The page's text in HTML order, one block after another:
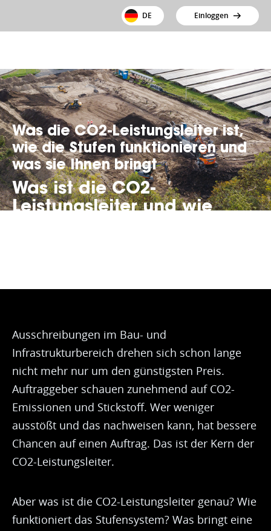
DE Einloggen
Was die CO2-Leistungsleiter ist,
wie die Stufen funktionieren und
was sie Ihnen bringt
Was ist die CO2-
Leistungsleiter und wie
Ausschreibungen im Bau- und
Infrastrukturbereich drehen sich schon lange
nicht mehr nur um den günstigsten Preis.
Auftraggeber schauen zunehmend auf CO2-
Emissionen und Stickstoff. Wer weniger
ausstößt und das nachweisen kann, hat bessere
Chancen auf einen Auftrag. Das ist der Kern der
CO2-Leistungsleiter.
Aber was ist die CO2-Leistungsleiter genau? Wie
funktioniert das Stufensystem? Was bringt eine